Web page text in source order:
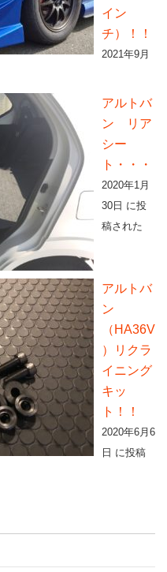
イン
チ）！！
2021年9月
アルトバ
ン リア
シー
ト・・・
2020年1月
30日 に投
稿された
アルトバ
ン
（HA36V
）リクラ
イニング
キッ
ト！！
2020年6月6
日 に投稿